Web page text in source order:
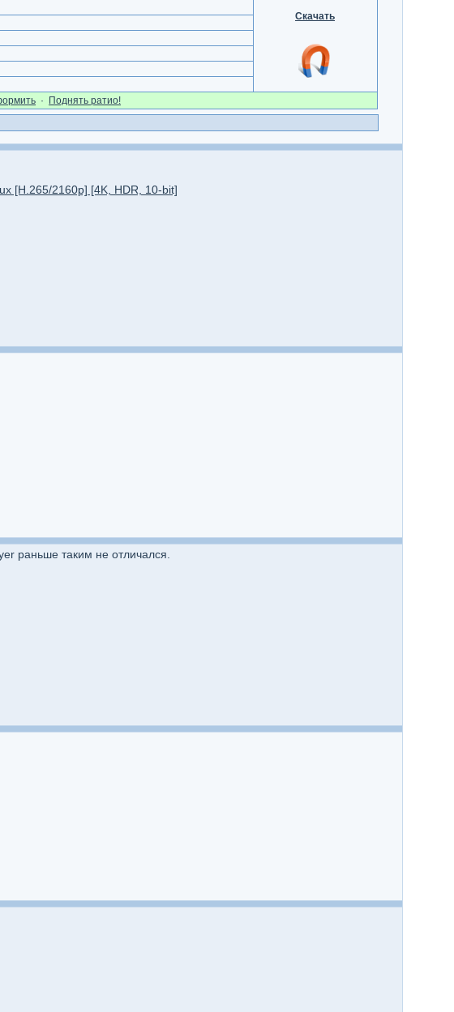
Скачать
· Поднять ратио!
[H.265/2160p] [4K, HDR, 10-bit]
раньше таким не отличался.